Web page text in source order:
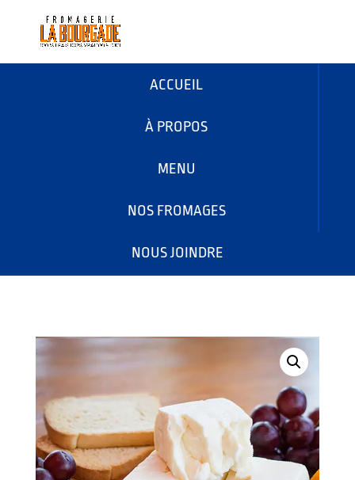
ACCUEIL
À PROPOS
MENU
NOS FROMAGES
NOUS JOINDRE